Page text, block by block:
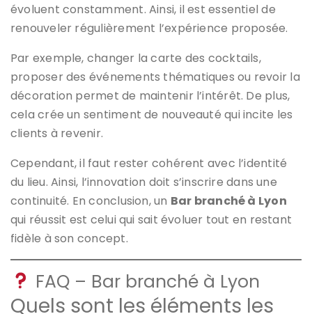
évoluent constamment. Ainsi, il est essentiel de
renouveler régulièrement l’expérience proposée.
Par exemple, changer la carte des cocktails,
proposer des événements thématiques ou revoir la
décoration permet de maintenir l’intérêt. De plus,
cela crée un sentiment de nouveauté qui incite les
clients à revenir.
Cependant, il faut rester cohérent avec l’identité
du lieu. Ainsi, l’innovation doit s’inscrire dans une
continuité. En conclusion, un Bar branché à Lyon
qui réussit est celui qui sait évoluer tout en restant
fidèle à son concept.
FAQ – Bar branché à Lyon
Quels sont les éléments les